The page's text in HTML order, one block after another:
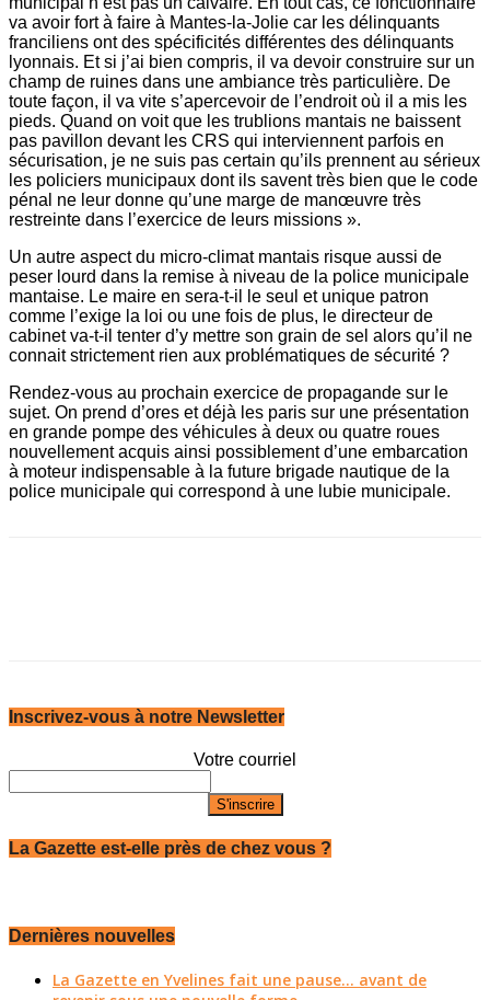
va avoir fort à faire à Mantes-la-Jolie car les délinquants
franciliens ont des spécificités différentes des délinquants
lyonnais. Et si j’ai bien compris, il va devoir construire sur un
champ de ruines dans une ambiance très particulière. De
toute façon, il va vite s’apercevoir de l’endroit où il a mis les
pieds. Quand on voit que les trublions mantais ne baissent
pas pavillon devant les CRS qui interviennent parfois en
sécurisation, je ne suis pas certain qu’ils prennent au sérieux
les policiers municipaux dont ils savent très bien que le code
pénal ne leur donne qu’une marge de manœuvre très
restreinte dans l’exercice de leurs missions ».
Un autre aspect du micro-climat mantais risque aussi de
peser lourd dans la remise à niveau de la police municipale
mantaise. Le maire en sera-t-il le seul et unique patron
comme l’exige la loi ou une fois de plus, le directeur de
cabinet va-t-il tenter d’y mettre son grain de sel alors qu’il ne
connait strictement rien aux problématiques de sécurité ?
Rendez-vous au prochain exercice de propagande sur le
sujet. On prend d’ores et déjà les paris sur une présentation
en grande pompe des véhicules à deux ou quatre roues
nouvellement acquis ainsi possiblement d’une embarcation
à moteur indispensable à la future brigade nautique de la
police municipale qui correspond à une lubie municipale.
Inscrivez-vous à notre Newsletter
Votre courriel
La Gazette est-elle près de chez vous ?
Dernières nouvelles
La Gazette en Yvelines fait une pause... avant de